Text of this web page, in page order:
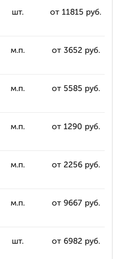
шт. от 11815 руб.
м.п. от 3652 руб.
м.п. от 5585 руб.
м.п. от 1290 руб.
м.п. от 2256 руб.
м.п. от 9667 руб.
шт. от 6982 руб.